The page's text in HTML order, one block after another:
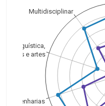
Engenharias
Linguística,
letras e artes
Multidisciplinar